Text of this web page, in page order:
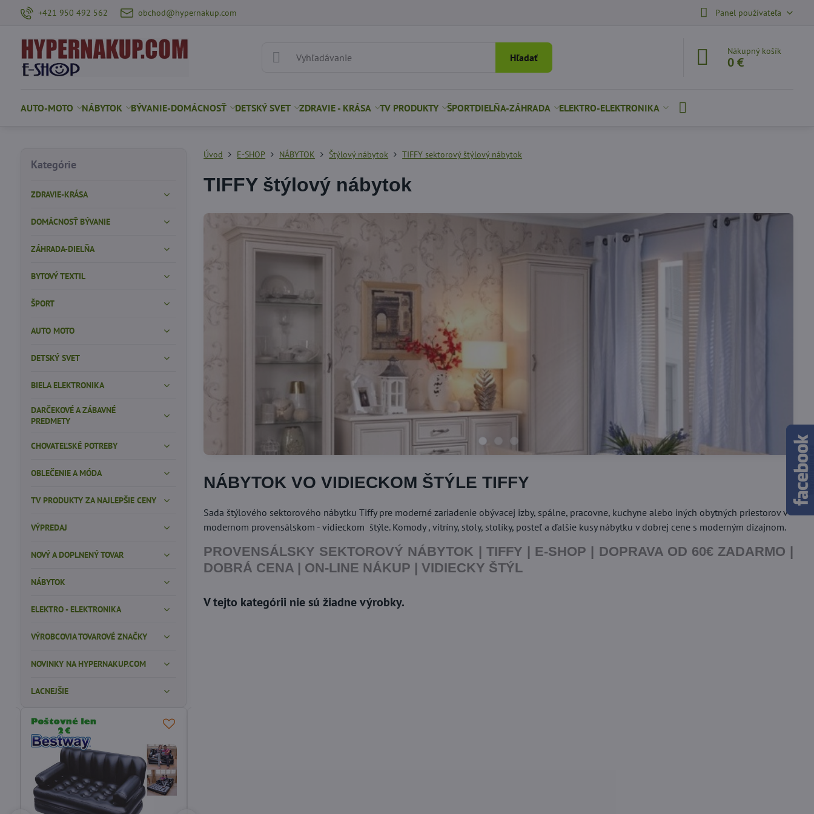
+421 950 492 562 obchod@hypernakup.com Panel používateľa
Hľadať
Nákupný košík
0 €
AUTO-MOTO NÁBYTOK BÝVANIE-DOMÁCNOSŤ DETSKÝ SVET ZDRAVIE - KRÁSA TV PRODUKTY ŠPORTDIELŇA-ZÁHRADA ELEKTRO-ELEKTRONIKA
Úvod E-SHOP NÁBYTOK Štýlový nábytok TIFFY sektorový štýlový nábytok
TIFFY štýlový nábytok
NÁBYTOK VO VIDIECKOM ŠTÝLE TIFFY
Sada štýlového sektorového nábytku Tiffy pre moderné zariadenie obývacej izby, spálne, pracovne, kuchyne alebo iných obytných priestorov v
modernom provensálskom - vidieckom štýle. Komody , vitríny, stoly, stolíky, posteľ a ďalšie kusy nábytku v dobrej cene s moderným dizajnom.
PROVENSÁLSKY SEKTOROVÝ NÁBYTOK | TIFFY | E-SHOP | DOPRAVA OD 60€ ZADARMO |
DOBRÁ CENA | ON-LINE NÁKUP | VIDIECKY ŠTÝL
Kategórie
ZDRAVIE-KRÁSA
DOMÁCNOSŤ BÝVANIE
ZÁHRADA-DIELŇA
BYTOVÝ TEXTIL
ŠPORT
AUTO MOTO
DETSKÝ SVET
BIELA ELEKTRONIKA
DARČEKOVÉ A ZÁBAVNÉ
PREDMETY
CHOVATEĽSKÉ POTREBY
OBLEČENIE A MÓDA
TV PRODUKTY ZA NAJLEPŠIE CENY
VÝPREDAJ
NOVÝ A DOPLNENÝ TOVAR
NÁBYTOK
ELEKTRO - ELEKTRONIKA
VÝROBCOVIA TOVAROVÉ ZNAČKY
NOVINKY NA HYPERNAKUP.COM
LACNEJŠIE